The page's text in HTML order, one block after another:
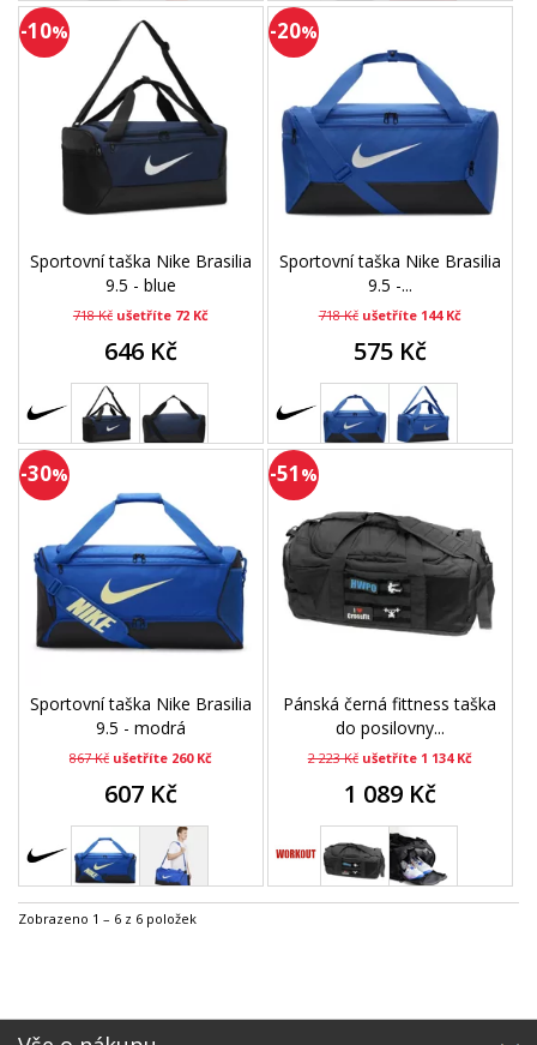
-10%
Sportovní taška Nike Brasilia
9.5 - blue
718 Kč ušetříte 72 Kč
646 Kč
-20%
Sportovní taška Nike Brasilia
9.5 -...
718 Kč ušetříte 144 Kč
575 Kč
-30%
Sportovní taška Nike Brasilia
9.5 - modrá
867 Kč ušetříte 260 Kč
607 Kč
-51 %
Pánská černá fittness taška
do posilovny...
2 223 Kč ušetříte 1 134 Kč
1 089 Kč
Zobrazeno 1 – 6 z 6 položek